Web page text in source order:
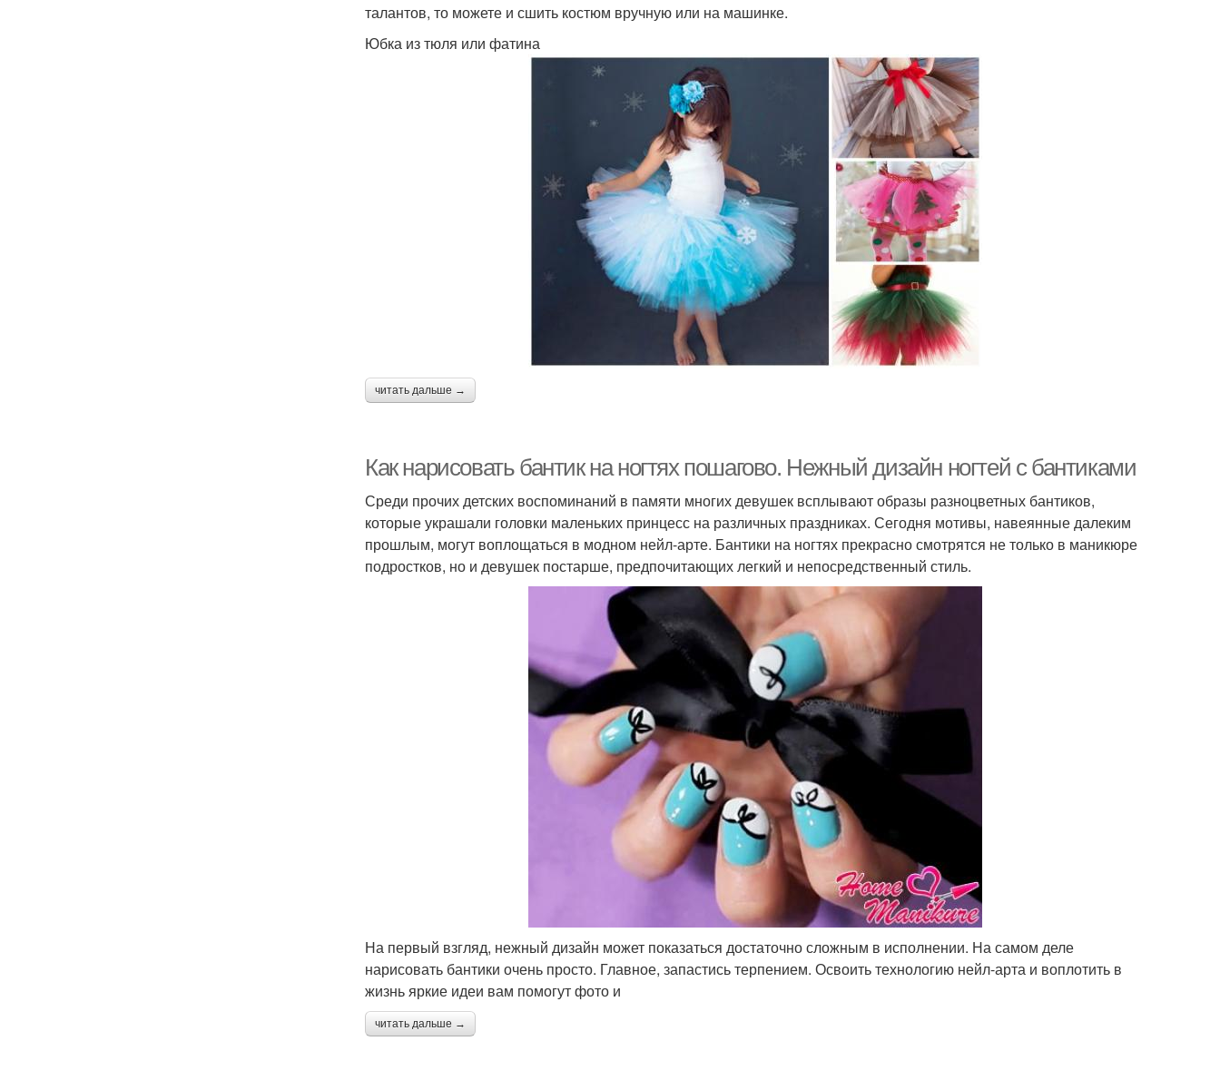
талантов, то можете и сшить костюм вручную или на машинке.
Юбка из тюля или фатина
читать дальше →
Как нарисовать бантик на ногтях пошагово. Нежный дизайн ногтей с бантиками
Среди прочих детских воспоминаний в памяти многих девушек всплывают образы разноцветных бантиков,
которые украшали головки маленьких принцесс на различных праздниках. Сегодня мотивы, навеянные далеким
прошлым, могут воплощаться в модном нейл-арте. Бантики на ногтях прекрасно смотрятся не только в маникюре
подростков, но и девушек постарше, предпочитающих легкий и непосредственный стиль.
На первый взгляд, нежный дизайн может показаться достаточно сложным в исполнении. На самом деле
нарисовать бантики очень просто. Главное, запастись терпением. Освоить технологию нейл-арта и воплотить в
жизнь яркие идеи вам помогут фото и
читать дальше →